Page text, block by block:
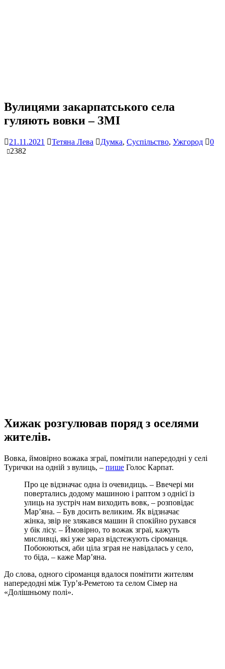
Вулицями закарпатського села
гуляють вовки – ЗМІ
21.11.2021 Тетяна Лева Думка, Суспільство, Ужгород
0
2382
Хижак розгулював поряд з оселями
жителів.
Вовка, ймовірно вожака зграї, помітили напередодні у селі
Турички на одній з вулиць, – пише Голос Карпат.
Про це відзначає одна із очевидиць. – Ввечері ми
повертались додому машиною і раптом з однієї із
улиць на зустріч нам виходить вовк, – розповідає
Мар’яна. – Був досить великим. Як відзначає
жінка, звір не злякався машин й спокійно рухався
у бік лісу. – Ймовірно, то вожак зграї, кажуть
мисливці, які уже зараз відстежують сіроманця.
Побоюються, аби ціла зграя не навідалась у село,
то біда, – каже Мар’яна.
До слова, одного сіроманця вдалося помітити жителям
напередодні між Тур’я-Реметою та селом Сімер на
«Долішньому полі».